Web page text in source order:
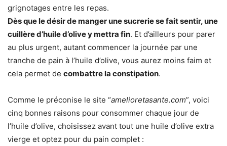
grignotages entre les repas.
Dès que le désir de manger une sucrerie se fait sentir, une
cuillère d’huile d’olive y mettra fin. Et d’ailleurs pour parer
au plus urgent, autant commencer la journée par une
tranche de pain à l’huile d’olive, vous aurez moins faim et
cela permet de combattre la constipation.
Comme le préconise le site “amelioretasante.com”, voici
cinq bonnes raisons pour consommer chaque jour de
l’huile d’olive, choisissez avant tout une huile d’olive extra
vierge et optez pour du pain complet :